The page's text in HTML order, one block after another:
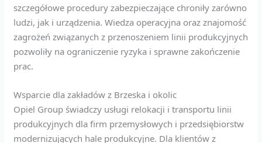
szczegółowe procedury zabezpieczające chroniły zarówno
ludzi, jak i urządzenia. Wiedza operacyjna oraz znajomość
zagrożeń związanych z przenoszeniem linii produkcyjnych
pozwoliły na ograniczenie ryzyka i sprawne zakończenie
prac.
Wsparcie dla zakładów z Brzeska i okolic
Opiel Group świadczy usługi relokacji i transportu linii
produkcyjnych dla firm przemysłowych i przedsiębiorstw
modernizujących hale produkcyjne. Dla klientów z